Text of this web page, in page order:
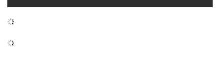
学
堂
持